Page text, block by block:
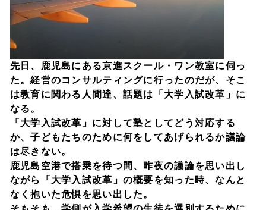
先日、鹿児島にある京進スクール・ワン教室に伺っ
た。経営のコンサルティングに行ったのだが、そこ
は教育に関わる人間達、話題は「大学入試改革」に
なる。
「大学入試改革」に対して塾としてどう対応する
か、子どもたちのために何をしてあげられるか議論
は尽きない。
鹿児島空港で搭乗を待つ間、昨夜の議論を思い出し
ながら「大学入試改革」の概要を知った時、なんと
なく抱いた危惧を思い出した。